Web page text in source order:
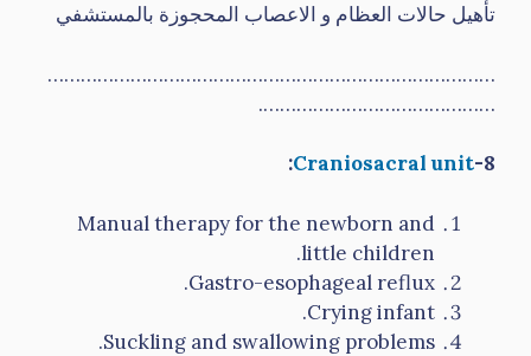
تأهيل حالات العظام و الاعصاب المحجوزة بالمستشفي
………………………………………………………………………
…………………………………….
8-
Craniosacral unit
:
Manual therapy for the newborn and
little children.
Gastro-esophageal reflux.
Crying infant.
Suckling and swallowing problems.